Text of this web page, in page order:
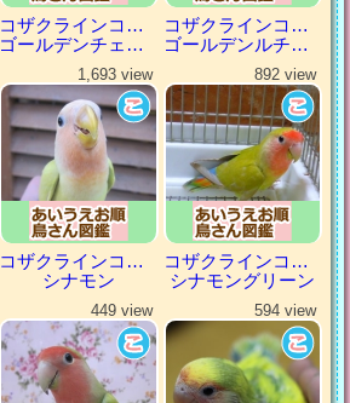
コザクラインコ（小桜インコ）
ゴールデンチェリー
コザクラインコ（小桜インコ）
ゴールデンルチノー
1,693 view
コザクラインコ（小桜インコ）
シナモン
892 view
コザクラインコ（小桜インコ）
シナモングリーン
449 view 594 view